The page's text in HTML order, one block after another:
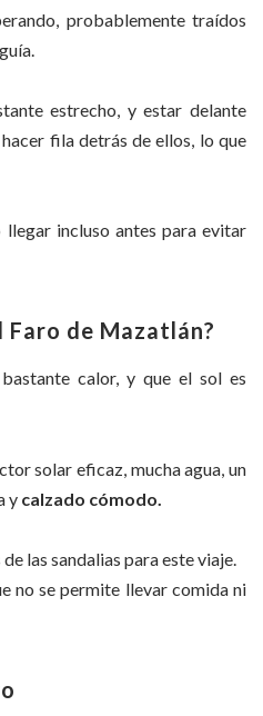
probablemente traídos
estrecho, y estar delante
fila detrás de ellos, lo que
incluso antes para evitar
Faro de Mazatlán?
calor, y que el sol es
solar eficaz, mucha agua, un
y calzado cómodo.
las sandalias para este viaje.
no se permite llevar comida ni